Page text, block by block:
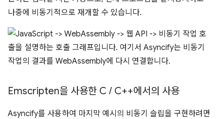
나중에 비동기적으로 재개할 수 있습니다.
Emscripten을 사용한 C / C++에서의 사용
Asyncify를 사용하여 마지막 예시의 비동기 슬립을 구현하려면